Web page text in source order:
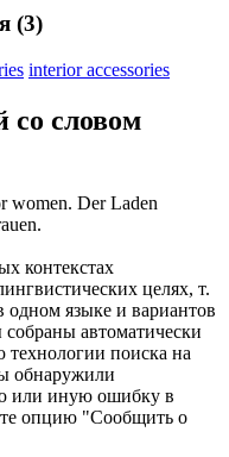
(3)
interior accessories
словом
women. Der Laden
контекстах
целях, т.
одном языке и вариантов
автоматически
поиска на
обнаружили
или иную ошибку в
опцию "Сообщить о